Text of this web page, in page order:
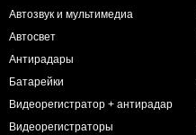
Автозвук и мультимедиа
Автосвет
Антирадары
Батарейки
Видеорегистратор + антирадар
Видеорегистраторы